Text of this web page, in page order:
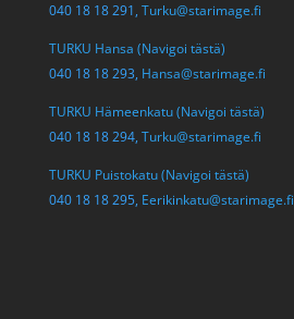
040 18 18 291, Turku@starimage.fi
TURKU Hansa (Navigoi tästä)
040 18 18 293, Hansa@starimage.fi
TURKU Hämeenkatu (Navigoi tästä)
040 18 18 294, Turku@starimage.fi
TURKU Puistokatu (Navigoi tästä)
040 18 18 295, Eerikinkatu@starimage.fi